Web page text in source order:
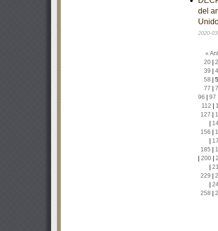
del
2020-
«
20|
39
58
77
96
97
112
127
156
185
200|
229
258